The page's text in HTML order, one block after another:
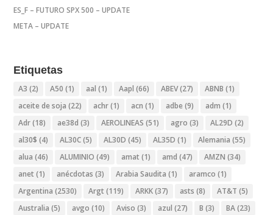
ES_F – FUTURO SPX 500 – UPDATE
META – UPDATE
Etiquetas
A3 (2) A50 (1) aal (1) Aapl (66) ABEV(27) ABNB (1)
aceite de soja (22) achr(1) acn (1) adbe (9) adm (1)
Adr(18) ae38d (3) AEROLINEAS (51) agro (3) AL29D (2)
al30$ (4) AL30C(5) AL30D (45) AL35D (1) Alemania (55)
alua (46) ALUMINIO (49) amat (1) amd (47) AMZN (34)
anet (1) anécdotas (3) Arabia Saudita (1) aramco (1)
Argentina (2530) Argt (119) ARKK(37) asts (8) AT&T (5)
Australia (5) avgo (10) Aviso (3) azul (27) B (3) BA(23)